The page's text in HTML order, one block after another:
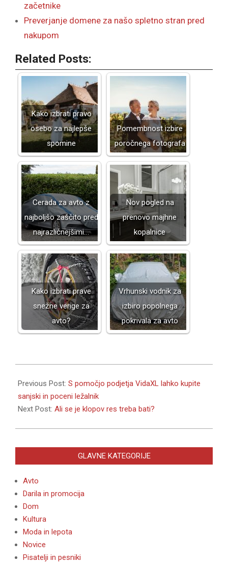
začetnike
Preverjanje domene za našo spletno stran pred
nakupom
Related Posts:
Kako izbrati pravo
osebo za najlepše
spomine
Pomembnost izbire
poročnega fotografa
Cerada za avto z
najboljšo zaščito pred
najrazličnejšimi…
Nov pogled na
prenovo majhne
kopalnice
Kako izbrati prave
snežne verige za
avto?
Vrhunski vodnik za
izbiro popolnega
pokrivala za avto
07-
15
Previous Post: S pomočjo podjetja VidaXL lahko kupite
sanjski in poceni ležalnik
Next Post: Ali se je klopov res treba bati?
GLAVNE KATEGORIJE
Avto
Darila in promocija
Dom
Kultura
Moda in lepota
Novice
Pisatelji in pesniki